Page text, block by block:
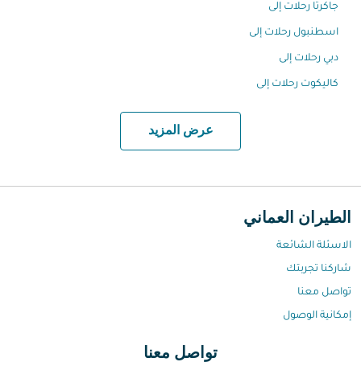
جاكرتا رحلات إلى
اسطنبول رحلات إلى
دبي رحلات إلى
كاليكوت رحلات إلى
عرض المزيد
الطيران العماني
الاسئلة الشائعة
شاركنا تجربتك
تواصل معنا
إمكانية الوصول
تواصل معنا